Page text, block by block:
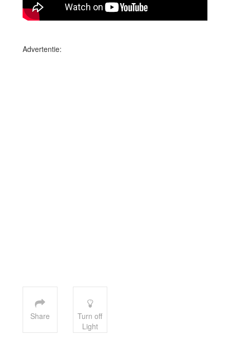
Advertentie:
Share
Turn off
Light